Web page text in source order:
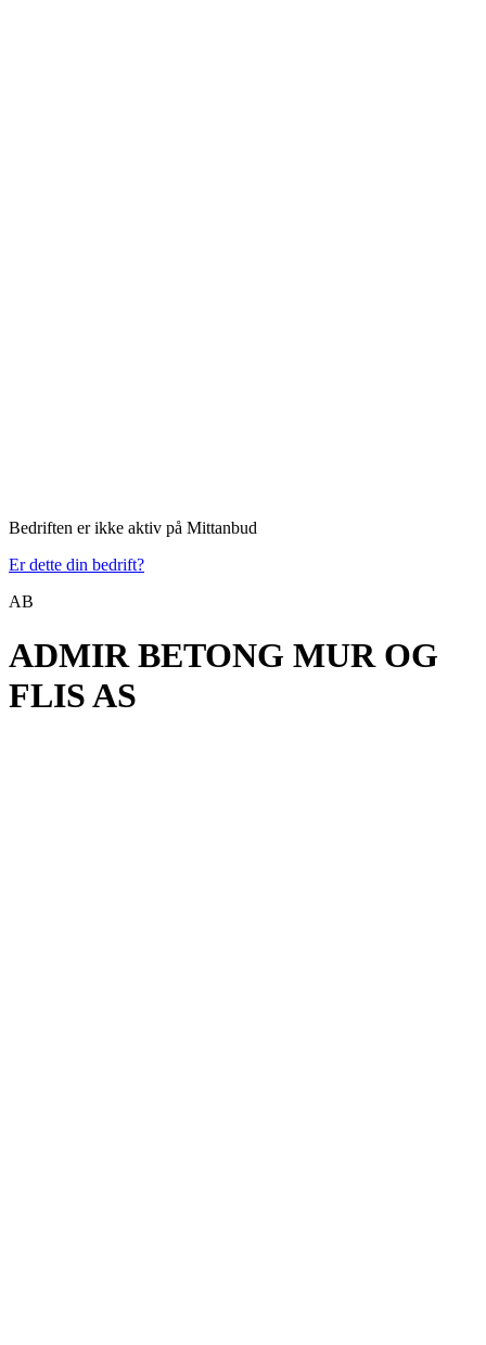
Bedriften er ikke aktiv på Mittanbud
Er dette din bedrift?
AB
ADMIR BETONG MUR OG
FLIS AS